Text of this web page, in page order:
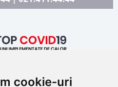
cookie-uri